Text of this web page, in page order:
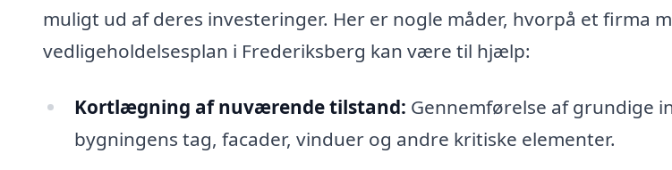
muligt ud af deres investeringer. Her er nogle måder, hvorpå et firma
vedligeholdelsesplan i Frederiksberg kan være til hjælp:
Kortlægning af nuværende tilstand: Gennemførelse af grundige
bygningens tag, facader, vinduer og andre kritiske elementer.